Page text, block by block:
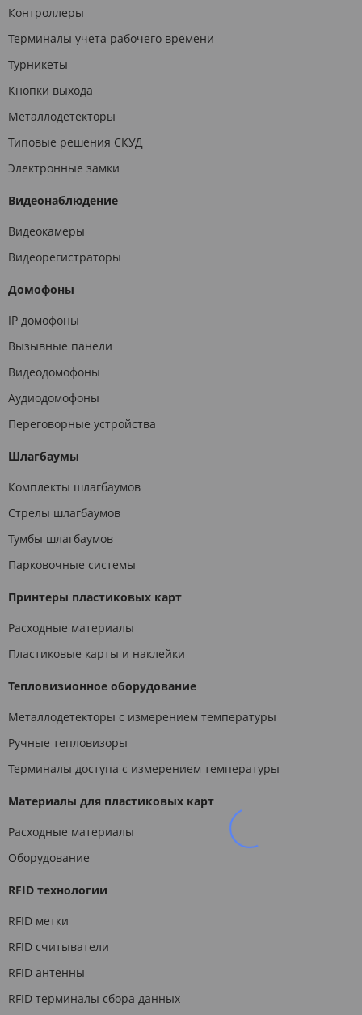
Контроллеры
Терминалы учета рабочего времени
Турникеты
Кнопки выхода
Металлодетекторы
Типовые решения СКУД
Электронные замки
Видеонаблюдение
Видеокамеры
Видеорегистраторы
Домофоны
IP домофоны
Вызывные панели
Видеодомофоны
Аудиодомофоны
Переговорные устройства
Шлагбаумы
Комплекты шлагбаумов
Стрелы шлагбаумов
Тумбы шлагбаумов
Парковочные системы
Принтеры пластиковых карт
Расходные материалы
Пластиковые карты и наклейки
Тепловизионное оборудование
Металлодетекторы с измерением температуры
Ручные тепловизоры
Терминалы доступа с измерением температуры
Материалы для пластиковых карт
Расходные материалы
Оборудование
RFID технологии
RFID метки
RFID считыватели
RFID антенны
RFID терминалы сбора данных